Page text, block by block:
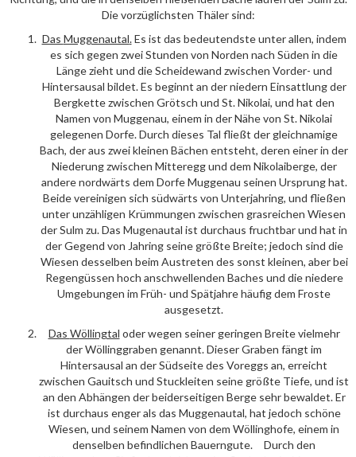
Die vorzüglichsten Thäler sind:
Das Muggenautal.Es ist das bedeutendste unter allen, indem
es sich gegen zwei Stunden von Norden nach Süden in die
Länge zieht und die Scheidewand zwischen Vorder- und
Hintersausal bildet. Es beginnt an der niedern Einsattlung der
Bergkette zwischen Grötsch und St. Nikolai, und hat den
Namen von Muggenau, einem in der Nähe von St. Nikolai
gelegenen Dorfe. Durch dieses Tal fließt der gleichnamige
Bach, der aus zwei kleinen Bächen entsteht, deren einer in der
Niederung zwischen Mitteregg und dem Nikolaiberge, der
andere nordwärts dem Dorfe Muggenau seinen Ursprung hat.
Beide vereinigen sich südwärts von Unterjahring, und fließen
unter unzähligen Krümmungen zwischen grasreichen Wiesen
der Sulm zu. Das Mugenautal ist durchaus fruchtbar und hat in
der Gegend von Jahring seine größte Breite; jedoch sind die
Wiesen desselben beim Austreten des sonst kleinen, aber bei
Regengüssen hoch anschwellenden Baches und die niedere
Umgebungen im Früh- und Spätjahre häufig dem Froste
ausgesetzt.
Das Wöllingtal oder wegen seiner geringen Breite vielmehr
der Wöllinggraben genannt. Dieser Graben fängt im
Hintersausal an der Südseite des Voreggs an, erreicht
zwischen Gauitsch und Stuckleiten seine größte Tiefe, und ist
an den Abhängen der beiderseitigen Berge sehr bewaldet. Er
ist durchaus enger als das Muggenautal, hat jedoch schöne
Wiesen, und seinem Namen von dem Wöllinghofe, einem in
denselben befindlichen Bauerngute. Durch den